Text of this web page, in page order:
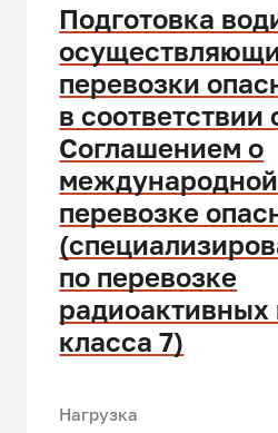
Подготовка
перевозки
в соответствии
Соглашением о
перевозке
по перевозке
радиоактивных
класса 7)
Нагрузка